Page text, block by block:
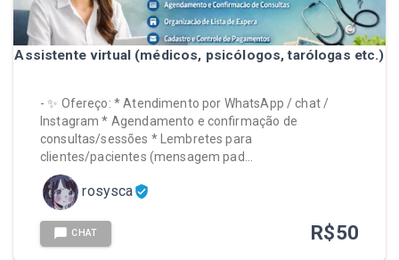
Assistente virtual (médicos, psicólogos, tarólogas etc.)
- ✨ Ofereço: * Atendimento por WhatsApp / chat /
Instagram * Agendamento e confirmação de
consultas/sessões * Lembretes para
clientes/pacientes (mensagem pad…
rosysca
CHAT R$50